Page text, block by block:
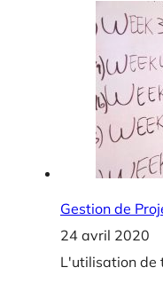
Gestion de
24 avril 2020
L'utilisation de